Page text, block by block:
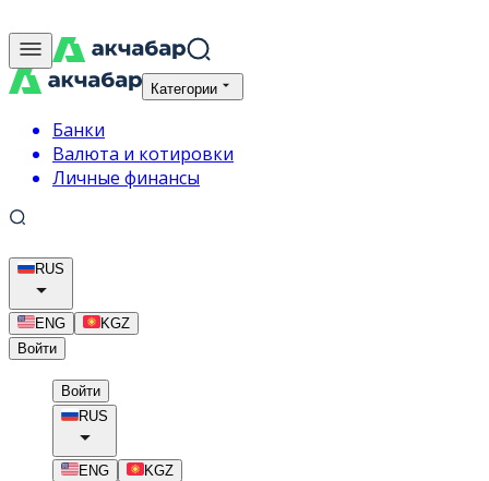
Категории
Банки
Валюта и котировки
Личные финансы
RUS
ENG
KGZ
Войти
Войти
RUS
ENG KGZ